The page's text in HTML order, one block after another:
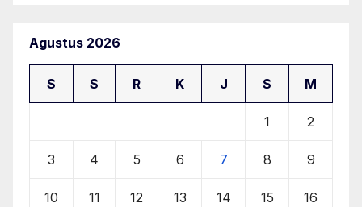
Agustus 2026
S S R K J S M
1 2
3 4 5 6 7 8 9
10 11 12 13 14 15 16